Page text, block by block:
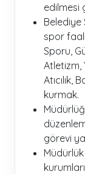
edilmesi
Belediye
spor
Sporu,
Atletizm,
Atıcılık,
kurmak.
görevi